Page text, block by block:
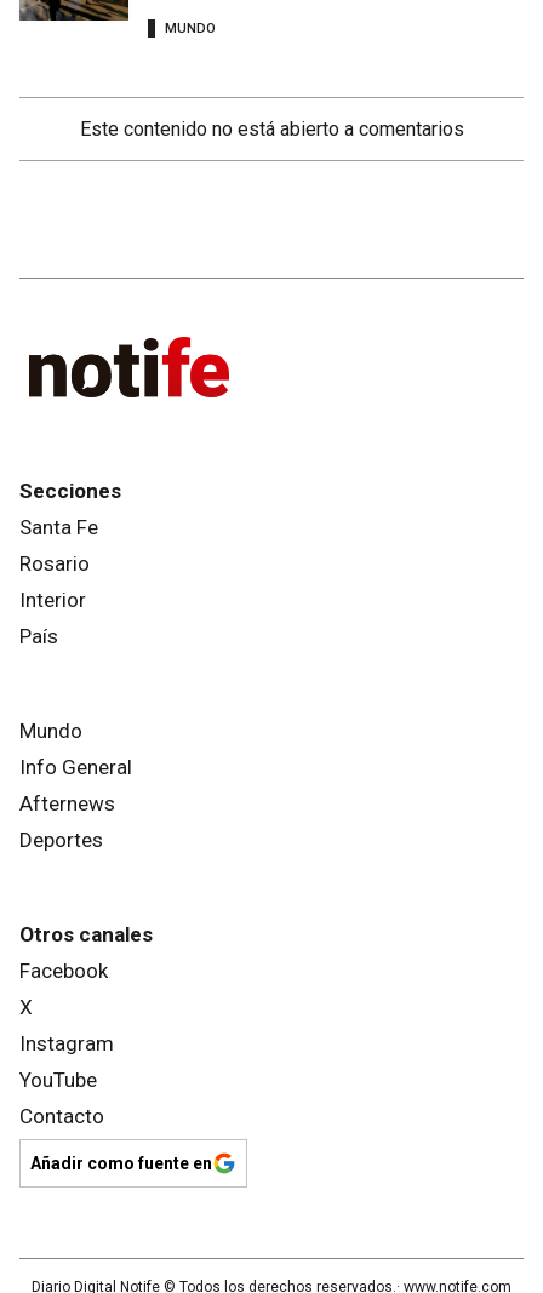
MUNDO
Este contenido no está abierto a comentarios
Secciones
Santa Fe
Rosario
Interior
País
Mundo
Info General
Afternews
Deportes
Otros canales
Facebook
X
Instagram
YouTube
Contacto
Añadir como fuente en
Diario Digital Notife © Todos los derechos reservados.· www.notife.com